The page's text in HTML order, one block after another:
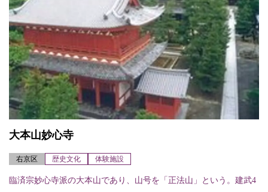
大本山妙心寺
右京区 歴史文化 体験施設
臨済宗妙心寺派の大本山であり、山号を「正法山」という。建武4